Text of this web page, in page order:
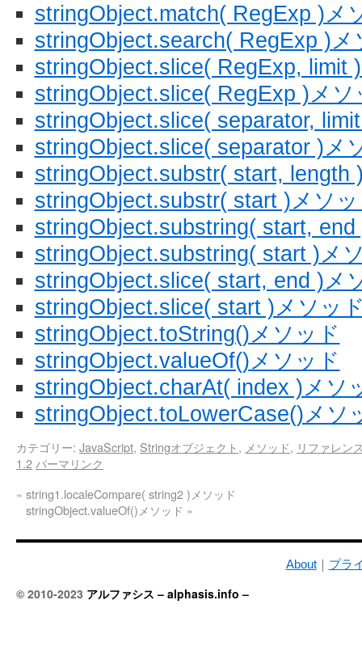
stringObject.match( RegExp )メ
stringObject.search( RegExp )メ
stringObject.slice( RegExp, limit
stringObject.slice( RegExp )メソ
stringObject.slice( separator,
stringObject.slice( separator )メ
stringObject.substr( start, length
stringObject.substr( start )メソ
stringObject.substring( start,
stringObject.substring( start )メ
stringObject.slice( start, end )メ
stringObject.slice( start )メソッ
stringObject.toString()メソッド
stringObject.valueOf()メソッド
stringObject.charAt( index )メソ
stringObject.toLowerCase()メソ
カテゴリー: JavaScript, Stringオブジェクト, メソッド, リファレン
1.2 パーマリンク
« string1.localeCompare( string2 )メソッド
stringObject.valueOf()メソッド »
About｜ プラ
© 2010-2023 アルファシス – alphasis.info –